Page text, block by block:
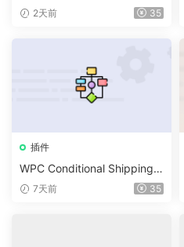
For WooCommerce v1.3.2
2天前 35
插件
WPC Conditional Shipping &
Payments (Premium) v1.0.2
7天前 35